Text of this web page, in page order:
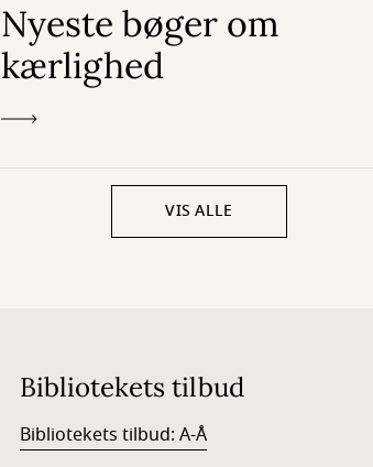
Nyeste bøger om
kærlighed
VIS ALLE
Bibliotekets tilbud
Bibliotekets tilbud: A-Å